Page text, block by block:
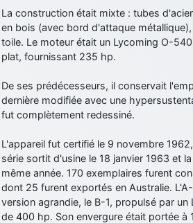
manifestement
tout voir
La construction était mixte : tubes
en bois (avec bord d'attaque
toile. Le moteur était un Lycoming O-
plat, fournissant 235 hp.
De ses prédécesseurs, il conservait
dernière modifiée avec une
fut complètement redessiné.
L'appareil fut certifié le 9 novembre
série sortit d'usine le 18 janvier 1963 et
même année. 170 exemplaires furent
dont 25 furent exportés en Australie.
version agrandie, le B-1, propulsé par
de 400 hp. Son envergure était portée à